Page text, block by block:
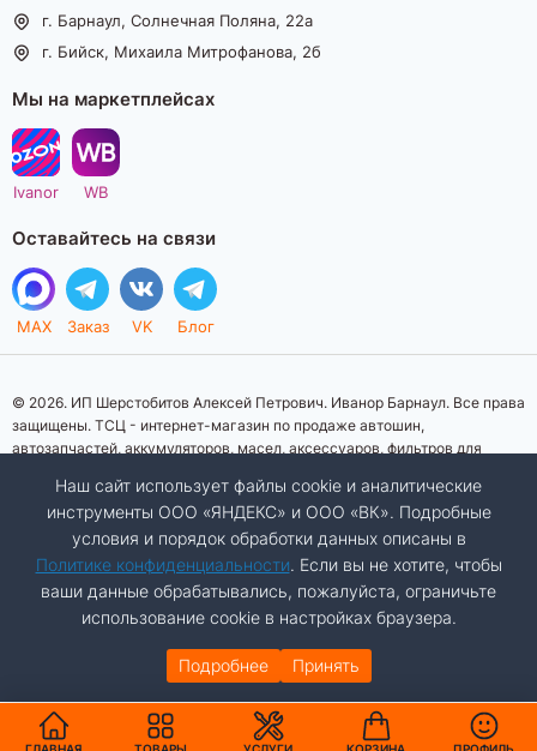
г. Барнаул, Солнечная Поляна, 22а
г. Бийск, Михаила Митрофанова, 2б
Мы на маркетплейсах
Ivanor WB
Оставайтесь на связи
MAX Заказ VK Блог
© 2026. ИП Шерстобитов Алексей Петрович. Иванор Барнаул. Все права
защищены. ТСЦ - интернет-магазин по продаже автошин,
автозапчастей, аккумуляторов, масел, аксессуаров, фильтров для
информационный характер. Представленная информация о товарах, их
стоимости, характеристик, фото, наличия на складе ни при каких
условиях не является публичной офертой, определяемой положениями
Статьи 437 (2) Гражданского кодекса Российской Федерации.
Изображения товаров на фотографиях, представленных на сайте, могут
отличаться от оригиналов. Копирование материалов сайта запрещено.
Разработка сайта:Авалон
Наш сайт использует файлы cookie и аналитические
инструменты ООО «ЯНДЕКС» и ООО «ВК». Подробные
условия и порядок обработки данных описаны в
Политике конфиденциальности. Если вы не хотите, чтобы
ваши данные обрабатывались, пожалуйста, ограничьте
использование cookie в настройках браузера.
Подробнее Принять